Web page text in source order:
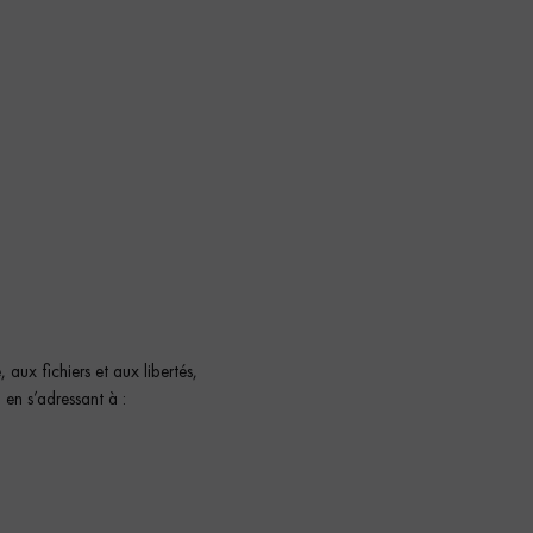
fichiers et aux libertés,
s’adressant à :